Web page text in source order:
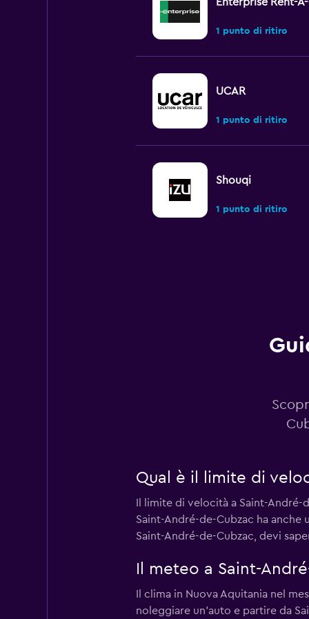
1 punto di ritiro
UCAR
1 punto di ritiro
Shouqi
1 punto di ritiro
Qual è il limite di
Il limite di velocità a Saint-
Saint-André-de-Cubzac ha
Saint-André-de-Cubzac, devi
Il meteo a Saint-
Il clima in Nuova Aquitania nel
noleggiare un'auto e partire da